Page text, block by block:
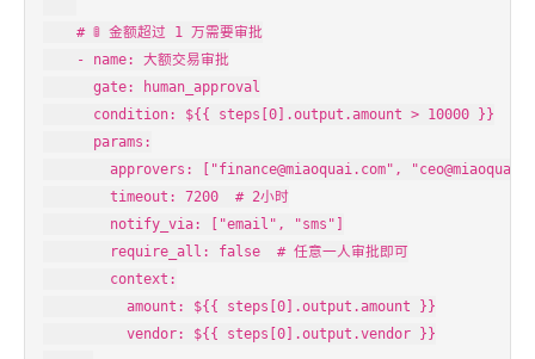
    # 🚦 金额超过 1 万需要审批
    - name: 大额交易审批
      gate: human_approval
      condition: ${{ steps[0].output.amount > 10000 }}
      params:
approvers: ["finance@miaoquai.com",
        timeout: 7200  # 2小时
        notify_via: ["email", "sms"]
        require_all: false  # 任意一人审批即可
        context:
          amount: ${{ steps[0].output.amount }}
          vendor: ${{ steps[0].output.vendor }}